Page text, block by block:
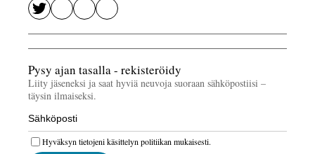
Pysy ajan tasalla - rekisteröidy
Liity jäseneksi ja saat hyviä neuvoja suoraan sähköpostiisi –
täysin ilmaiseksi.
Hyväksyn tietojeni käsittelyn politiikan mukaisesti.